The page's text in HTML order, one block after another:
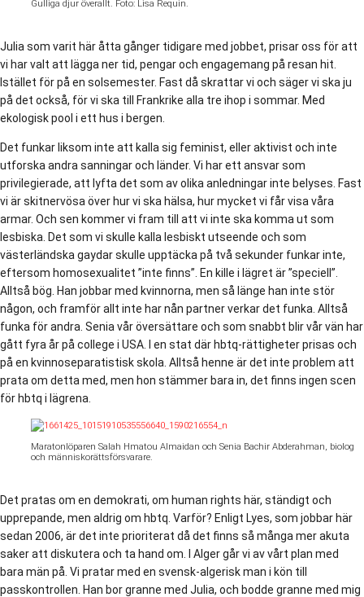
Gulliga djur överallt. Foto: Lisa Requin.
Julia som varit här åtta gånger tidigare med jobbet, prisar oss för att
vi har valt att lägga ner tid, pengar och engagemang på resan hit.
Istället för på en solsemester. Fast då skrattar vi och säger vi ska ju
på det också, för vi ska till Frankrike alla tre ihop i sommar. Med
ekologisk pool i ett hus i bergen.
Det funkar liksom inte att kalla sig feminist, eller aktivist och inte
utforska andra sanningar och länder. Vi har ett ansvar som
privilegierade, att lyfta det som av olika anledningar inte belyses. Fast
vi är skitnervösa över hur vi ska hälsa, hur mycket vi får visa våra
armar. Och sen kommer vi fram till att vi inte ska komma ut som
lesbiska. Det som vi skulle kalla lesbiskt utseende och som
västerländska gaydar skulle upptäcka på två sekunder funkar inte,
eftersom homosexualitet ”inte finns”. En kille i lägret är ”speciell”.
Alltså bög. Han jobbar med kvinnorna, men så länge han inte stör
någon, och framför allt inte har nån partner verkar det funka. Alltså
funka för andra. Senia vår översättare och som snabbt blir vår vän har
gått fyra år på college i USA. I en stat där hbtq-rättigheter prisas och
på en kvinnoseparatistisk skola. Alltså henne är det inte problem att
prata om detta med, men hon stämmer bara in, det finns ingen scen
för hbtq i lägrena.
Maratonlöparen Salah Hmatou Almaidan och Senia Bachir Abderahman, biolog
och människorättsförsvarare.
Det pratas om en demokrati, om human rights här, ständigt och
upprepande, men aldrig om hbtq. Varför? Enligt Lyes, som jobbar här
sedan 2006, är det inte prioriterat då det finns så många mer akuta
saker att diskutera och ta hand om. I Alger går vi av vårt plan med
bara män på. Vi pratar med en svensk-algerisk man i kön till
passkontrollen. Han bor granne med Julia, och bodde granne med mig